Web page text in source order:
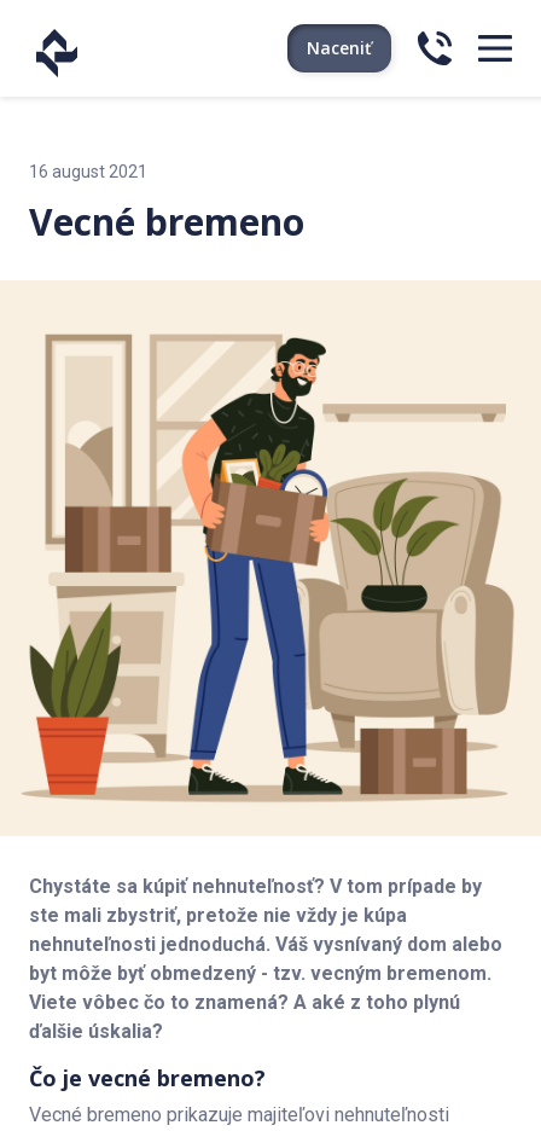
Naceniť
16 august 2021
Vecné bremeno
Chystáte sa kúpiť nehnuteľnosť? V tom prípade by
ste mali zbystriť, pretože nie vždy je kúpa
nehnuteľnosti jednoduchá. Váš vysnívaný dom alebo
byt môže byť obmedzený - tzv. vecným bremenom.
Viete vôbec čo to znamená? A aké z toho plynú
ďalšie úskalia?
Čo je vecné bremeno?
Vecné bremeno prikazuje majiteľovi nehnuteľnosti